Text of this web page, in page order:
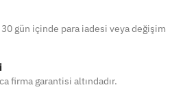
gün içinde para iadesi veya değişim
firma garantisi altındadır.